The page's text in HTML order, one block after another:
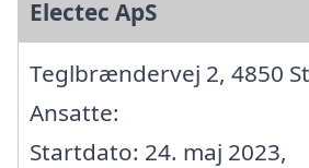
Electec ApS
Teglbrændervej 2, 4850
Ansatte:
Startdato: 24. maj 2023,